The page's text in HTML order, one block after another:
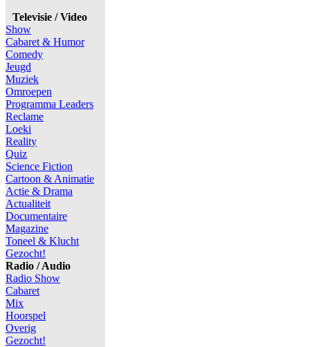
Televisie / Video
Show
Cabaret & Humor
Comedy
Jeugd
Muziek
Omroepen
Programma Leaders
Reclame
Loeki
Reality
Quiz
Science Fiction
Cartoon & Animatie
Actie & Drama
Actualiteit
Documentaire
Magazine
Toneel & Klucht
Gezocht!
Radio / Audio
Radio Show
Cabaret
Mix
Hoorspel
Overig
Gezocht!